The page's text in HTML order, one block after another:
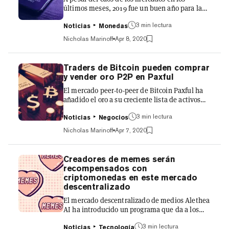
últimos meses, 2019 fue un buen año para las
especialmente para el emergente sector de las
DeFi. Un nuevo informe publicado por el sitio
de análisis DappReview muestra que el
número de transacciones en dapps durante el
primer trimestre de 2020 superó en diez veces
las cifras reportadas en 2019. Un volumen de
transacciones de poco menos de 8 mil millones
de dólares sobre más de una docena de
cadenas de bloque tuvo lu...
Noticias Monedas
3 min lectura
Nicholas Marinoff Apr 8, 2020
Traders de Bitcoin pueden comprar
y vender oro P2P en Paxful
El mercado peer-to-peer de Bitcoin Paxful ha
añadido el oro a su creciente lista de activos
pueden comprar y vender oro por Bitcoin. El
intercambio P2P funciona emparejando a
compradores y vendedores que buscan hacer
una transacción. Ambas partes llegan a un
acuerdo individualmente antes de hacer la
transacción. Paxful fue notorio en su tiempo
por su falta de protocolos "conozca a su
cliente" (KYC), permitiendo a sus usuarios
realizar transacciones de fo...
Noticias Negocios
3 min lectura
Nicholas Marinoff Apr 7, 2020
Creadores de memes serán
recompensados con
criptomonedas en este mercado
descentralizado
El mercado descentralizado de medios Alethea
AI ha introducido un programa que da a los
Noticias Tecnología
3 min lectura